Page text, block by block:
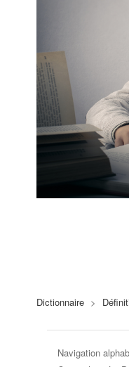
Dictionnaire >
Navigation